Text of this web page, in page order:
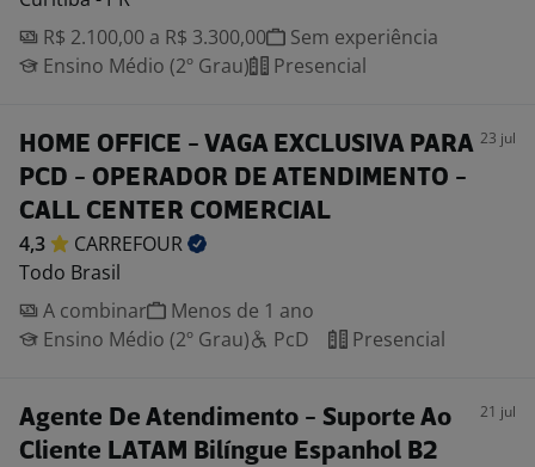
R$ 2.100,00 a R$ 3.300,00
Sem experiência
Ensino Médio (2º Grau)
Presencial
HOME OFFICE - VAGA EXCLUSIVA PARA
PCD - OPERADOR DE ATENDIMENTO -
CALL CENTER COMERCIAL
23 jul
4,3
CARREFOUR
Todo Brasil
A combinar
Menos de 1 ano
Ensino Médio (2º Grau)
PcD Presencial
Agente De Atendimento - Suporte Ao
Cliente LATAM Bilíngue Espanhol B2
21 jul